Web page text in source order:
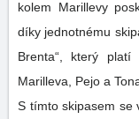
kolem Marillevy
díky jednotnému
Brenta“, který
Marilleva, Pejo a
S tímto skipasem se